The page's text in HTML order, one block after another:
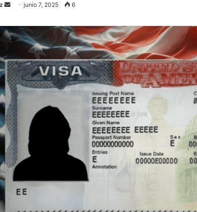
Send
email
junio 7, 2025 6